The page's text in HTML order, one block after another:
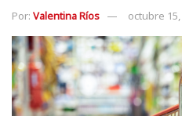
Por: Valentina Ríos octubre